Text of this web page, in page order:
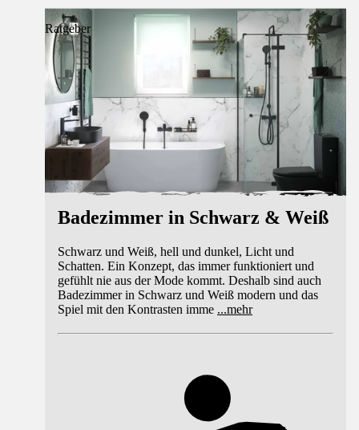
Ratgeber
Badezimmer in Schwarz & Weiß
Schwarz und Weiß, hell und dunkel, Licht und
Schatten. Ein Konzept, das immer funktioniert und
gefühlt nie aus der Mode kommt. Deshalb sind auch
Badezimmer in Schwarz und Weiß modern und das
Spiel mit den Kontrasten imme ...mehr